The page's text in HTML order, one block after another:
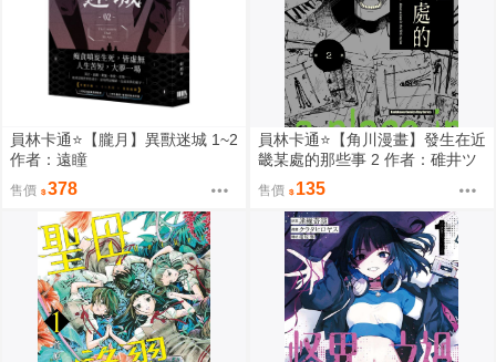
員林卡通⭐️【朧月】異獸迷城 1~2
作者：遠瞳
售價 378
員林卡通⭐️【角川漫畫】發生在近
畿某處的那些事 2 作者：碓井ツ
カサ (附尼采書套)
售價 135